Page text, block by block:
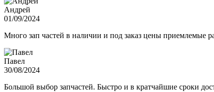
Андрей
01/09/2024
Много зап частей в наличии и под заказ цены приемлемые
Павел
30/08/2024
Большой выбор запчастей. Быстро и в кратчайшие сроки